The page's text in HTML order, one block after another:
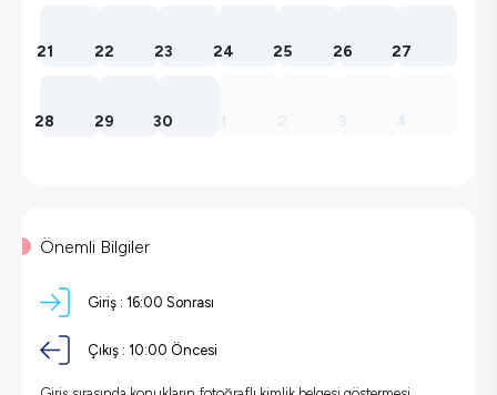
21 22 23 24 25 26 27
28 29 30
Önemli Bilgiler
Giriş : 16:00 Sonrası
Çıkış : 10:00 Öncesi